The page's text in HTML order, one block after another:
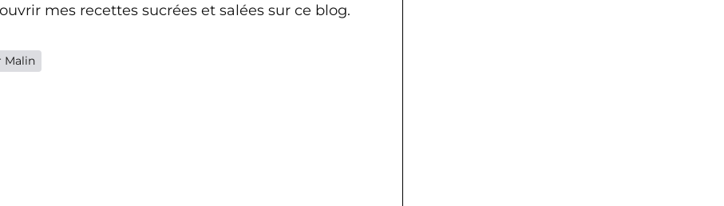
mes recettes sucrées et salées sur ce blog.
Malin